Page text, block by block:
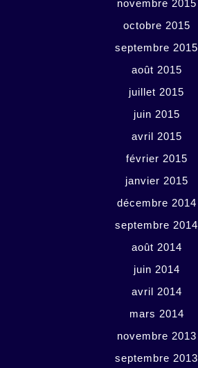
novembre 2015
octobre 2015
septembre 2015
août 2015
juillet 2015
juin 2015
avril 2015
février 2015
janvier 2015
décembre 2014
septembre 2014
août 2014
juin 2014
avril 2014
mars 2014
novembre 2013
septembre 2013